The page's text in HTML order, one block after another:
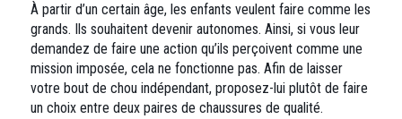
À partir d’un certain âge, les enfants veulent faire comme les
grands. Ils souhaitent devenir autonomes. Ainsi, si vous leur
demandez de faire une action qu’ils perçoivent comme une
mission imposée, cela ne fonctionne pas. Afin de laisser
votre bout de chou indépendant, proposez-lui plutôt de faire
un choix entre deux paires de chaussures de qualité.